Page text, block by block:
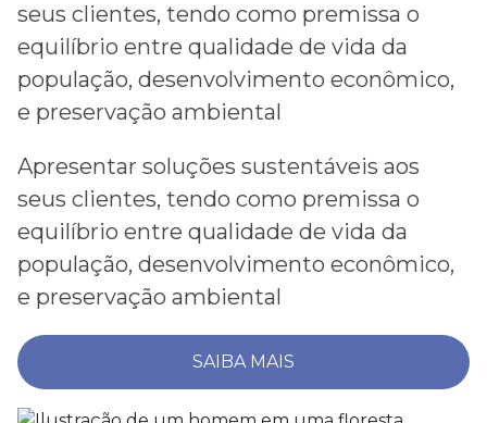
seus clientes, tendo como premissa o
equilíbrio entre qualidade de vida da
população, desenvolvimento econômico,
e preservação ambiental
Apresentar soluções sustentáveis aos
seus clientes, tendo como premissa o
equilíbrio entre qualidade de vida da
população, desenvolvimento econômico,
e preservação ambiental
SAIBA MAIS